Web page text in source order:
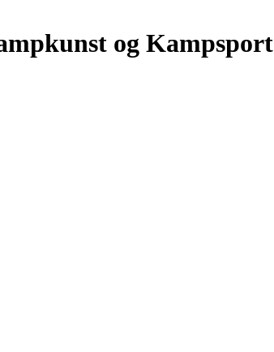
og Kampsport